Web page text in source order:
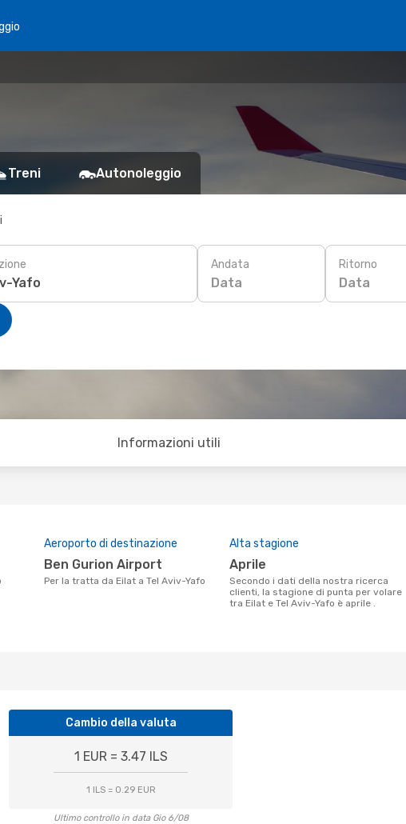
Treni Autonoleggio
Andata
Data
Ritorno
Data
Informazioni utili
Aeroporto di destinazione
Ben Gurion Airport
Per la tratta da Eilat a Tel Aviv-Yafo
Alta stagione
aprile
Secondo i dati della nostra ricerca
clienti, la stagione di punta per volare
tra Eilat e Tel Aviv-Yafo è aprile .
Cambio della valuta
1 EUR = 3.47 ILS
1 ILS = 0.29 EUR
Ultimo controllo in data Gio 6/08